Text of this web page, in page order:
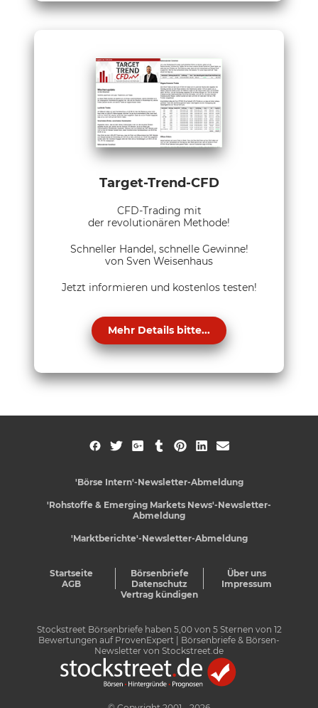
Target-Trend-CFD
CFD-Trading mit
der revolutionären Methode!
Schneller Handel, schnelle Gewinne!
von Sven Weisenhaus
Jetzt informieren und kostenlos testen!
Mehr Details bitte...
'Börse Intern'-Newsletter-Abmeldung
'Rohstoffe & Emerging Markets News'-Newsletter-
Abmeldung
'Marktberichte'-Newsletter-Abmeldung
Startseite Börsenbriefe
Über uns
AGB
Datenschutz
Impressum
Vertrag kündigen
Stockstreet Börsenbriefe haben 5,00von 5Sternen von 12
Bewertungen auf ProvenExpert
| Börsenbriefe & Börsen-
Newsletter von Stockstreet.de